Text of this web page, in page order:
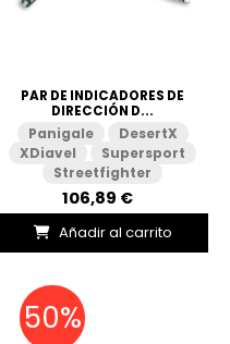
PAR DE INDICADORES DE
DIRECCIÓN D...
Panigale
DesertX
XDiavel
Supersport
Streetfighter
106,89 €
Añadir al carrito
50%